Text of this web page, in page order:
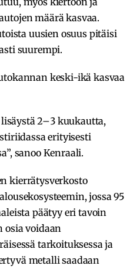
määrä kasvaa.
uusien osuus pitäisi
suurempi.
keski-ikä kasvaa
2–3 kuukautta,
erityisesti
sanoo Kenraali.
kierrätysverkosto
jossa 95
päätyy eri tavoin
osia voidaan
tarkoituksessa ja
metalli saadaan